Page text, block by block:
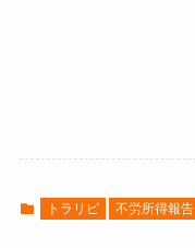
トラリピ 不労所得報告